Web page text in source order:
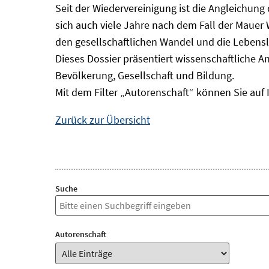
Seit der Wiedervereinigung ist die
sich auch viele Jahre nach dem Fall der
den gesellschaftlichen Wandel und die
Dieses Dossier präsentiert wissenschaftliche
Bevölkerung, Gesellschaft und Bildung.
Mit dem Filter „Autorenschaft“ können Sie
Zurück zur Übersicht
Suche
Autorenschaft